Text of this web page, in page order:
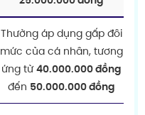
Thường áp dụng gấp đôi
mức của cá nhân, tương
ứng từ 40.000.000 đồng
đến 50.000.000 đồng